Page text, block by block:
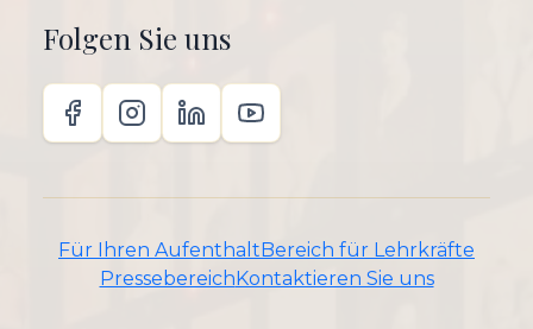
Folgen Sie uns
Für Ihren AufenthaltBereich für Lehrkräfte
PressebereichKontaktieren Sie uns